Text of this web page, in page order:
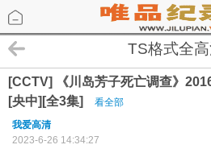
TS格式全
[CCTV] 《川岛芳子死亡调查》
[央中][全3集]
看全部
我爱高清
2023-6-26 14:34:27